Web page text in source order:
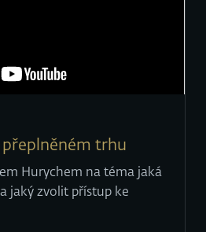
přeplněném trhu
Hurychem na téma jaká
jaký zvolit přístup ke